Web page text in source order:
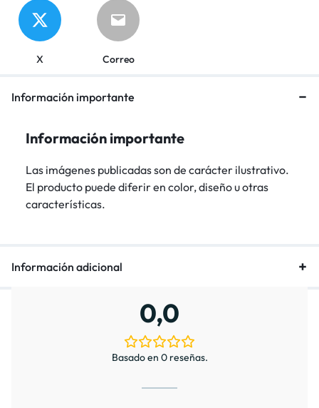
X Correo
Información importante
Información importante
Las imágenes publicadas son de carácter ilustrativo.
El producto puede diferir en color, diseño u otras
características.
Información adicional
0,0
Basado en 0 reseñas.